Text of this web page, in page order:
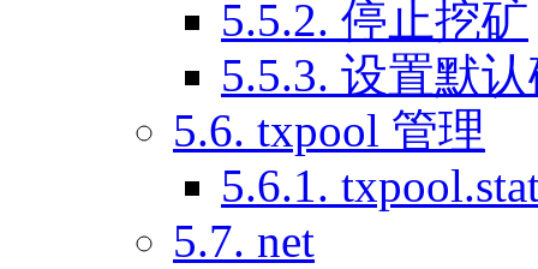
5.5.2. 停止挖矿
5.5.3. 设置默
5.6. txpool 管理
5.6.1.
5.7. net